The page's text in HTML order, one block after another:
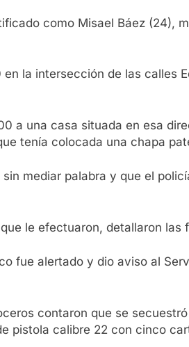
como Misael Báez (24),
la intersección de las calles
a una casa situada en esa
tenía colocada una chapa
mediar palabra y que el
le efectuaron, detallaron las
fue alertado y dio aviso al
contaron que se
pistola calibre 22 con cinco